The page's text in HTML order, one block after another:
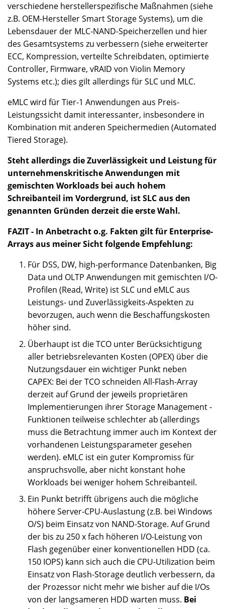
verschiedene herstellerspezifische Maßnahmen (siehe
z.B. OEM-Hersteller Smart Storage Systems), um die
Lebensdauer der MLC-NAND-Speicherzellen und hier
des Gesamtsystems zu verbessern (siehe erweiterter
ECC, Kompression, verteilte Schreibdaten, optimierte
Controller, Firmware, vRAID von Violin Memory
Systems etc.); dies gilt allerdings für SLC und MLC.
eMLC wird für Tier-1 Anwendungen aus Preis-
Leistungssicht damit interessanter, insbesondere in
Kombination mit anderen Speichermedien (Automated
Tiered Storage).
Steht allerdings die Zuverlässigkeit und Leistung für
unternehmenskritische Anwendungen mit
gemischten Workloads bei auch hohem
Schreibanteil im Vordergrund, ist SLC aus den
genannten Gründen derzeit die erste Wahl.
FAZIT - In Anbetracht o.g. Fakten gilt für Enterprise-
Arrays aus meiner Sicht folgende Empfehlung:
Für DSS, DW, high-performance Datenbanken, Big
Data und OLTP Anwendungen mit gemischten I/O-
Profilen (Read, Write) ist SLC und eMLC aus
Leistungs- und Zuverlässigkeits-Aspekten zu
bevorzugen, auch wenn die Beschaffungskosten
höher sind.
Überhaupt ist die TCO unter Berücksichtigung
aller betriebsrelevanten Kosten (OPEX) über die
Nutzungsdauer ein wichtiger Punkt neben
CAPEX: Bei der TCO schneiden All-Flash-Array
derzeit auf Grund der jeweils proprietären
Implementierungen ihrer Storage Management -
Funktionen teilweise schlechter ab (allerdings
muss die Betrachtung immer auch im Kontext der
vorhandenen Leistungsparameter gesehen
werden). eMLC ist ein guter Kompromiss für
anspruchsvolle, aber nicht konstant hohe
Workloads bei weniger hohem Schreibanteil.
Ein Punkt betrifft übrigens auch die mögliche
höhere Server-CPU-Auslastung (z.B. bei Windows
O/S) beim Einsatz von NAND-Storage. Auf Grund
der bis zu 250 x fach höheren I/O-Leistung von
Flash gegenüber einer konventionellen HDD (ca.
150 IOPS) kann sich auch die CPU-Utilization beim
Einsatz von Flash-Storage deutlich verbessern, da
der Prozessor nicht mehr wie bisher auf die I/Os
von der langsameren HDD warten muss. Bei